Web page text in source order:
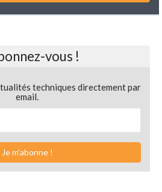
vous !
techniques directement par
email.
Je m'abonne !